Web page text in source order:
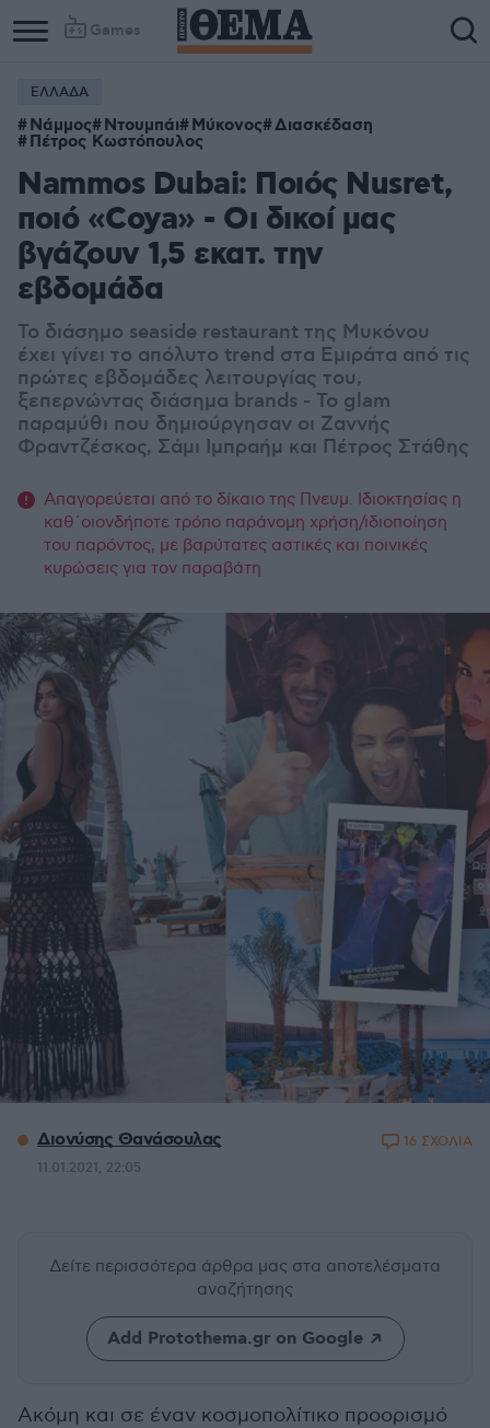
Games
ΕΛΛΑΔΑ
Νάμμος Ντουμπάι Μύκονος Διασκέδαση
Πέτρος Κωστόπουλος
Nammos Dubai: Ποιός Nusret,
ποιό «Coya» - Οι δικοί μας
βγάζουν 1,5 εκατ. την
εβδομάδα
Το διάσημο seaside restaurant της Μυκόνου
έχει γίνει το απόλυτο trend στα Εμιράτα από τις
πρώτες εβδομάδες λειτουργίας του,
ξεπερνώντας διάσημα brands - Το glam
παραμύθι που δημιούργησαν οι Ζαννής
Φραντζέσκος, Σάμι Ιμπραήμ και Πέτρος Στάθης
Απαγορεύεται από το δίκαιο της Πνευμ. Ιδιοκτησίας η
καθ΄οιονδήποτε τρόπο παράνομη χρήση/ιδιοποίηση
του παρόντος, με βαρύτατες αστικές και ποινικές
κυρώσεις για τον παραβάτη
Διονύσης Θανάσουλας
11.01.2021, 22:05
16 ΣΧΟΛΙΑ
Δείτε περισσότερα άρθρα μας στα αποτελέσματα
αναζήτησης
Add Protothema.gr on Google
Ακόμη και σε έναν κοσμοπολίτικο προορισμό